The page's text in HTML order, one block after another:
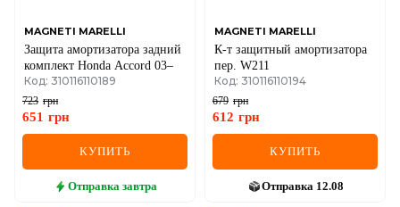
MAGNETI MARELLI
Защита амортизатора задний
комплект Honda Accord 03–
Код: 310116110189
723 грн
651 грн
КУПИТЬ
Отправка завтра
MAGNETI MARELLI
К-т защитный амортизатора
пер. W211
Код: 310116110194
679 грн
612 грн
КУПИТЬ
Отправка 12.08